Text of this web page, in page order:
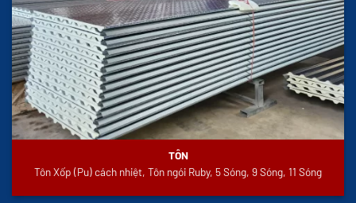
TÔN
Tôn Xốp (Pu) cách nhiệt, Tôn ngói Ruby, 5 Sóng, 9 Sóng, 11 Sóng